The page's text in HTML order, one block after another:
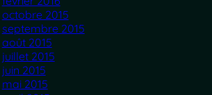
octobre 2015
septembre 2015
août 2015
juillet 2015
juin 2015
mai 2015